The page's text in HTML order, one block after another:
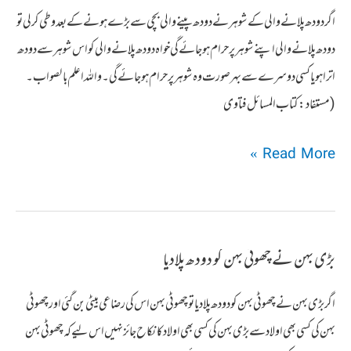
لیا
اگر دودھ پلانے والی کے شوہر نے دودھ پینے والی بچی سے بڑے ہونے کے بعد وطی کرلی تو
دودھ پلانے والی اپنے شوہر پر حرام ہوجائے گی خواه دودھ پلانے والی کو اس شوہر سے دودھ
اترا ہويا کسی دوسرے سے بہر صورت وه شوہر پر حرام ہوجائے گی۔واللہ اعلم بالصواب۔
(مستفاد:کتاب المسائل فتاوی
دودھ
والی
شوہر
نے
دودھ
Read More »
بڑی بہن نے چھوٹی بہن کو دودھ پلادیا
اگر بڑی بہن نے چھوٹی بہن کو دودھ پلا دیا تو چھوٹی بہن اس کی رضاعی بیٹی بن گئی اور چھوٹی
بہن کی کسی بھی اولاد سے بڑی بہن کی کسی بھی اولاد کا نکاح جائز نہیں اس لیے کہ چھوٹی بہن